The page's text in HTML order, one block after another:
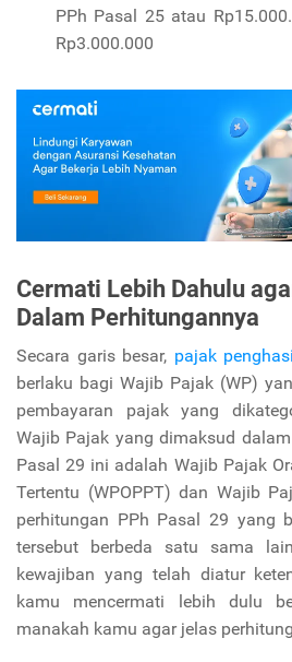
PPh Pasal 25 atau
Rp3.000.000
Cermati Lebih Dahulu
Dalam Perhitungannya
Secara garis besar, pajak
berlaku bagi Wajib Pajak (WP)
pembayaran pajak yang
Wajib Pajak yang dimaksud
Pasal 29 ini adalah Wajib Pajak
Tertentu (WPOPPT) dan Wajib
perhitungan PPh Pasal 29 yang
tersebut berbeda satu sama
kewajiban yang telah diatur
kamu mencermati lebih dulu
manakah kamu agar jelas